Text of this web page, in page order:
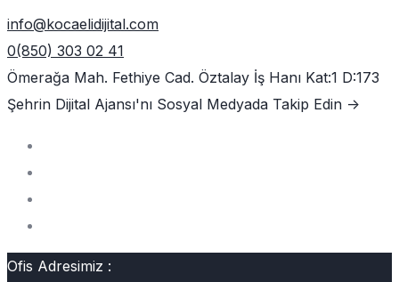
info@kocaelidijital.com
0(850) 303 02 41
Ömerağa Mah. Fethiye Cad. Öztalay İş Hanı Kat:1 D:173
Şehrin Dijital Ajansı'nı Sosyal Medyada Takip Edin ->
Ofis Adresimiz :